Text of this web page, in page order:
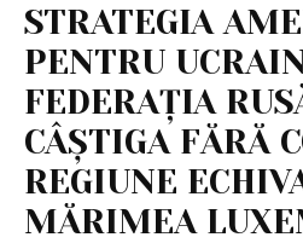
STRATEGIA
PENTRU
FEDERAȚIA
CÂȘTIGA FĂRĂ
REGIUNE
MĂRIMEA